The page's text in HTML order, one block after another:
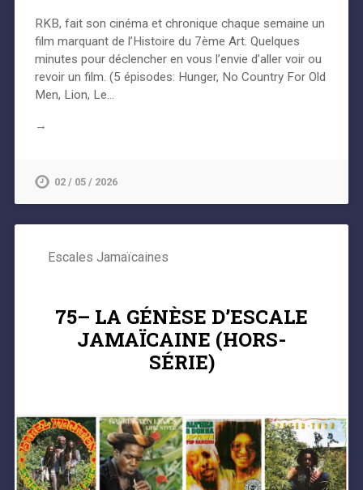
RKB, fait son cinéma et chronique chaque semaine un
film marquant de l’Histoire du 7ème Art. Quelques
minutes pour déclencher en vous l’envie d’aller voir ou
revoir un film. (5 épisodes: Hunger, No Country For Old
Men, Lion, Le…
→
02 / 05 / 2026
Escales Jamaïcaines
75– LA GÉNÈSE D’ESCALE
JAMAÏCAINE (HORS-
SÉRIE)